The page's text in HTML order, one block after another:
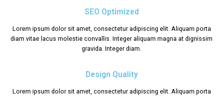
SEO Optimized
Lorem ipsum dolor sit amet, consectetur adipiscing elit. Aliquam porta
diam vitae lacus molestie convallis. Integer aliquam magna at dignissim
gravida. Integer diam.
Design Quality
Lorem ipsum dolor sit amet, consectetur adipiscing elit. Aliquam porta